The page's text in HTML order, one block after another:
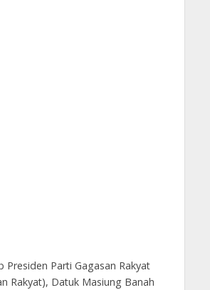
Presiden Parti Gagasan Rakyat
Rakyat), Datuk Masiung Banah